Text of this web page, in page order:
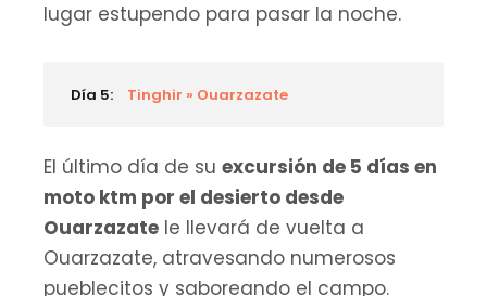
lugar estupendo para pasar la noche.
Día 5: Tinghir » Ouarzazate
El último día de su excursión de 5 días en
moto ktm por el desierto desde
Ouarzazate le llevará de vuelta a
Ouarzazate, atravesando numerosos
pueblecitos y saboreando el campo.